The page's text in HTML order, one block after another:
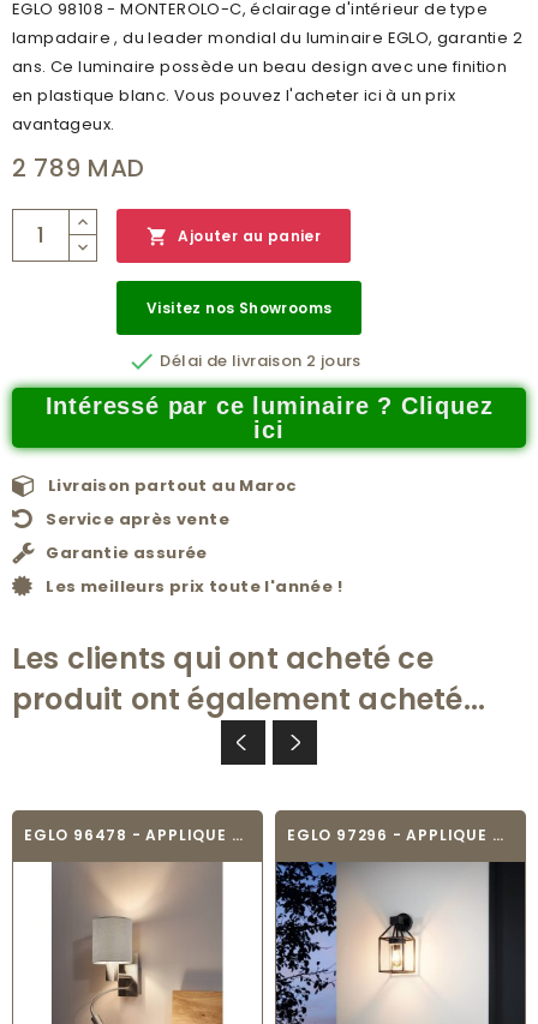
BRANCHEMENT
OUI
POIDS (KG)
6.636
CODE À BARRE
9002759981082
NUMÉRO PAGE
22
EGLO 98108 - MONTEROLO-C, éclairage d'intérieur de type
lampadaire , du leader mondial du luminaire EGLO, garantie 2
ans. Ce luminaire possède un beau design avec une finition
en plastique blanc. Vous pouvez l'acheter ici à un prix
avantageux.
2 789 MAD
 Ajouter au panier
Visitez nos Showrooms
 Délai de livraison 2 jours
Intéressé par ce luminaire ? Cliquez
ici
Livraison partout au Maroc
Service après vente
Garantie assurée
Les meilleurs prix toute l'année !
Les clients qui ont acheté ce
produit ont également acheté...
EGLO 96478 - APPLIQUE MURALE TEXTILE -... EGLO 97296 - APPLIQUE MURALE - TRECATE